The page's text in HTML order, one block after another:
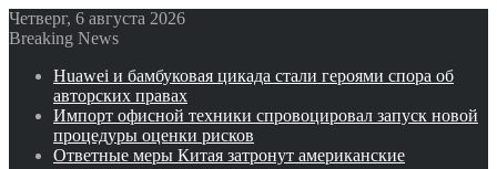
Четверг, 6 августа 2026
Breaking News
Huawei и бамбуковая цикада стали героями спора об
авторских правах
Импорт офисной техники спровоцировал запуск новой
процедуры оценки рисков
Ответные меры Китая затронут американские